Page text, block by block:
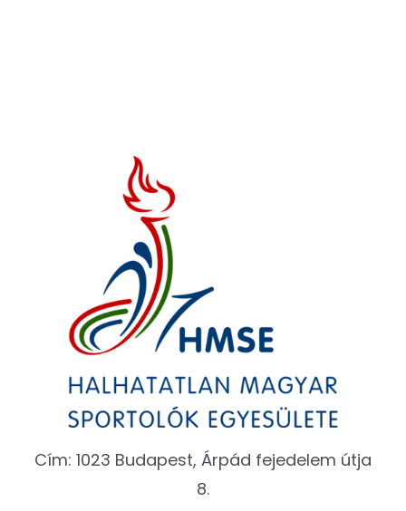
Cím: 1023 Budapest, Árpád fejedelem útja
8.